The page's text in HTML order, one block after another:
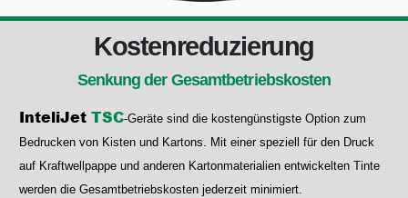
Kostenreduzierung
Senkung der Gesamtbetriebskosten
InteliJet TSC-Geräte sind die kostengünstigste Option zum
Bedrucken von Kisten und Kartons. Mit einer speziell für den Druck
auf Kraftwellpappe und anderen Kartonmaterialien entwickelten Tinte
werden die Gesamtbetriebskosten jederzeit minimiert.